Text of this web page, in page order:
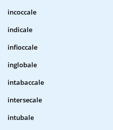
incoccale
indicale
infioccale
inglobale
intabaccale
intersecale
intubale